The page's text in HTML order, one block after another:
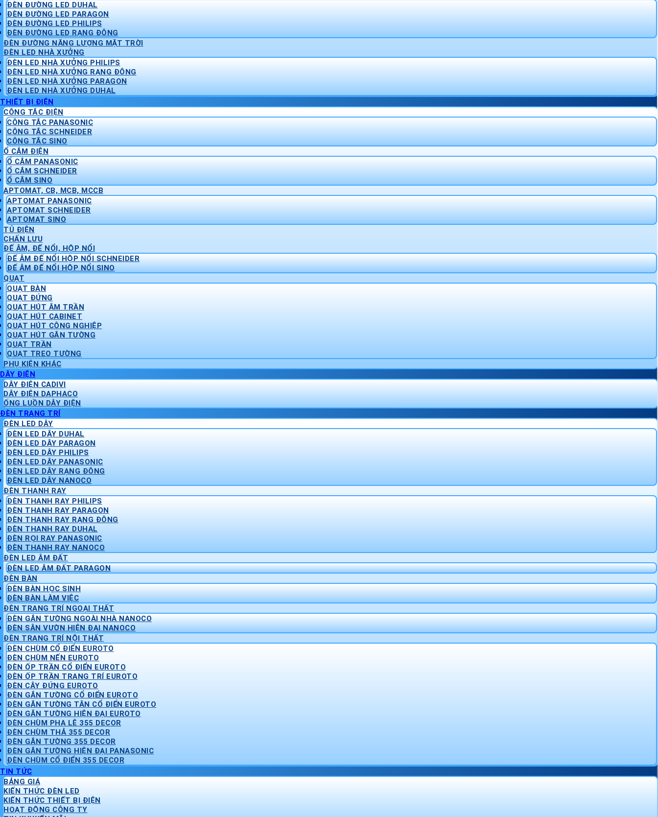
ĐÈN ĐƯỜNG LED DUHAL
ĐÈN ĐƯỜNG LED PARAGON
ĐÈN ĐƯỜNG LED PHILIPS
ĐÈN ĐƯỜNG LED RẠNG ĐÔNG
ĐÈN ĐƯỜNG NĂNG LƯỢNG MẶT TRỜI
ĐÈN LED NHÀ XƯỞNG
ĐÈN LED NHÀ XƯỞNG PHILIPS
ĐÈN LED NHÀ XƯỞNG RẠNG ĐÔNG
ĐÈN LED NHÀ XƯỞNG PARAGON
ĐÈN LED NHÀ XƯỞNG DUHAL
THIẾT BỊ ĐIỆN
CÔNG TẮC ĐIỆN
CÔNG TẮC PANASONIC
CÔNG TẮC SCHNEIDER
CÔNG TẮC SINO
Ổ CẮM ĐIỆN
Ổ CẮM PANASONIC
Ổ CẮM SCHNEIDER
Ổ CẮM SINO
APTOMAT, CB, MCB, MCCB
APTOMAT PANASONIC
APTOMAT SCHNEIDER
APTOMAT SINO
TỦ ĐIỆN
CHẤN LƯU
ĐẾ ÂM, ĐẾ NỔI, HỘP NỔI
ĐẾ ÂM ĐẾ NỔI HỘP NỔI SCHNEIDER
ĐẾ ÂM ĐẾ NỔI HỘP NỔI SINO
QUẠT
QUẠT BÀN
QUẠT ĐỨNG
QUẠT HÚT ÂM TRẦN
QUẠT HÚT CABINET
QUẠT HÚT CÔNG NGHIỆP
QUẠT HÚT GẮN TƯỜNG
QUẠT TRẦN
QUẠT TREO TƯỜNG
PHỤ KIỆN KHÁC
DÂY ĐIỆN
DÂY ĐIỆN CADIVI
DÂY ĐIỆN DAPHACO
ỐNG LUỒN DÂY ĐIỆN
ĐÈN TRANG TRÍ
ĐÈN LED DÂY
ĐÈN LED DÂY DUHAL
ĐÈN LED DÂY PARAGON
ĐÈN LED DÂY PHILIPS
ĐÈN LED DÂY PANASONIC
ĐÈN LED DÂY RẠNG ĐÔNG
ĐÈN LED DÂY NANOCO
ĐÈN THANH RAY
ĐÈN THANH RAY PHILIPS
ĐÈN THANH RAY PARAGON
ĐÈN THANH RAY RẠNG ĐÔNG
ĐÈN THANH RAY DUHAL
ĐÈN RỌI RAY PANASONIC
ĐÈN THANH RAY NANOCO
ĐÈN LED ÂM ĐẤT
ĐÈN LED ÂM ĐẤT PARAGON
ĐÈN BÀN
ĐÈN BÀN HỌC SINH
ĐÈN BÀN LÀM VIỆC
ĐÈN TRANG TRÍ NGOẠI THẤT
ĐÈN GẮN TƯỜNG NGOÀI NHÀ NANOCO
ĐÈN SÂN VƯỜN HIỆN ĐẠI NANOCO
ĐÈN TRANG TRÍ NỘI THẤT
ĐÈN CHÙM CỔ ĐIỂN EUROTO
ĐÈN CHÙM NẾN EUROTO
ĐÈN ỐP TRẦN CỔ ĐIỂN EUROTO
ĐÈN ỐP TRẦN TRANG TRÍ EUROTO
ĐÈN CÂY ĐỨNG EUROTO
ĐÈN GẮN TƯỜNG CỔ ĐIỂN EUROTO
ĐÈN GẮN TƯỜNG TÂN CỔ ĐIỂN EUROTO
ĐÈN GẮN TƯỜNG HIỆN ĐẠI EUROTO
ĐÈN CHÙM PHA LÊ 355 DECOR
ĐÈN CHÙM THẢ 355 DECOR
ĐÈN GẮN TƯỜNG 355 DECOR
ĐÈN GẮN TƯỜNG HIỆN ĐẠI PANASONIC
ĐÈN CHÙM CỔ ĐIỂN 355 DECOR
TIN TỨC
BẢNG GIÁ
KIẾN THỨC ĐÈN LED
KIẾN THỨC THIẾT BỊ ĐIỆN
HOẠT ĐỘNG CÔNG TY